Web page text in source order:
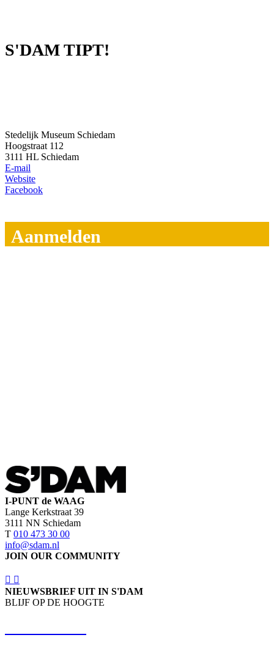
S'DAM TIPT!
Stedelijk Museum Schiedam
Hoogstraat 112
3111 HL Schiedam
E-mail
Website
Facebook
Aanmelden
I-PUNT de WAAG
Lange Kerkstraat 39
3111 NN Schiedam
T 010 473 30 00
info@sdam.nl
JOIN OUR COMMUNITY
NIEUWSBRIEF UIT IN S'DAM
BLIJF OP DE HOOGTE